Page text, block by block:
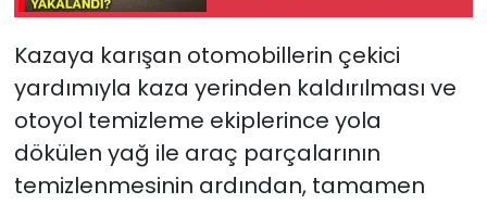
Kazaya karışan otomobillerin çekici
yardımıyla kaza yerinden kaldırılması ve
otoyol temizleme ekiplerince yola
dökülen yağ ile araç parçalarının
temizlenmesinin ardından, tamamen